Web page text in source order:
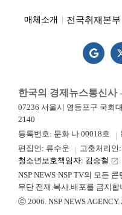
매체소개 전국취재본부
한국의 경제뉴스통신사
07236 서울시 영등포구 국회
2140
등록번호: 문화 나 00018호
편집인: 류수운
고충처리인
청소년보호책임자: 김승철 launch
NSP NEWS·NSP TV의 모든
무단 전재.복사.배포를 금지합
ⓒ 2006. NSP NEWS